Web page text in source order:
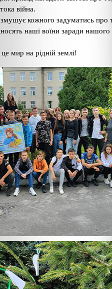
війна.
кожного задуматись про
наші воїни заради нашого
мир на рідній землі!